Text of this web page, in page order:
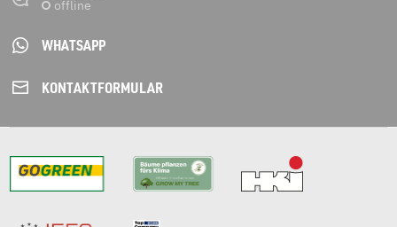
WHATSAPP
KONTAKT­FORMULAR